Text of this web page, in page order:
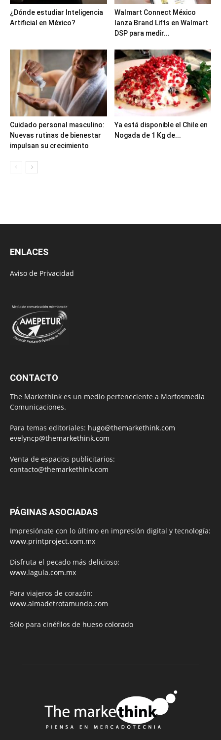
¿Dónde estudiar Inteligencia
Artificial en México?
Walmart Connect México
lanza Brand Lifts en Walmart
DSP para medir...
Cuidado personal masculino:
Nuevas rutinas de bienestar
impulsan su crecimiento
Ya está disponible el Chile en
Nogada de 1 Kg de...
ENLACES
Aviso de Privacidad
CONTACTO
The Markethink es un medio perteneciente a Morfosmedia
Comunicaciones.
Para temas editoriales: hugo@themarkethink.com
evelyncp@themarkethink.com
Venta de espacios publicitarios:
contacto@themarkethink.com
PÁGINAS ASOCIADAS
Impresiónate con lo último en impresión digital y tecnología:
www.printproject.com.mx
Disfruta el pecado más delicioso:
www.lagula.com.mx
Para viajeros de corazón:
www.almadetrotamundo.com
Sólo para cinéfilos de hueso colorado